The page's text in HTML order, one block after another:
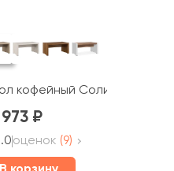
/ Harvard
кофейный Солид / Solid
973
оценок (9)